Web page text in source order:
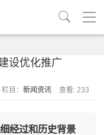
设优化推广
栏目： 新闻资讯 查看: 233
经过和历史背景